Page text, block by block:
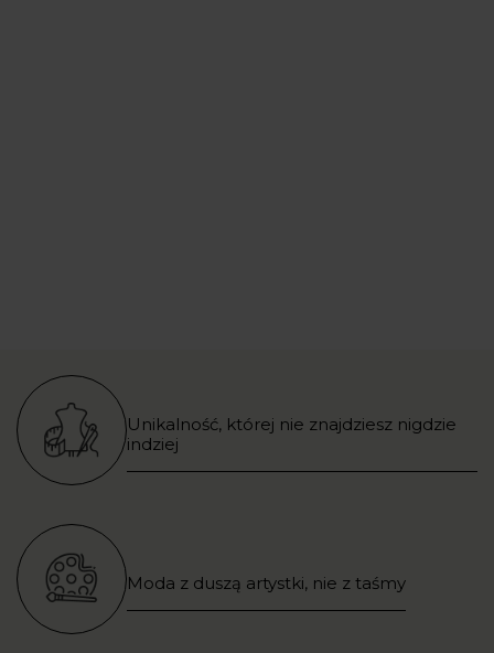
Unikalność, której nie znajdziesz nigdzie
indziej
Moda z duszą artystki, nie z taśmy